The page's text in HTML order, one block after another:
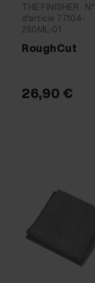
THE FINISHER · N°
d'article 77104-
250ML-01
RoughCut
26,90 €